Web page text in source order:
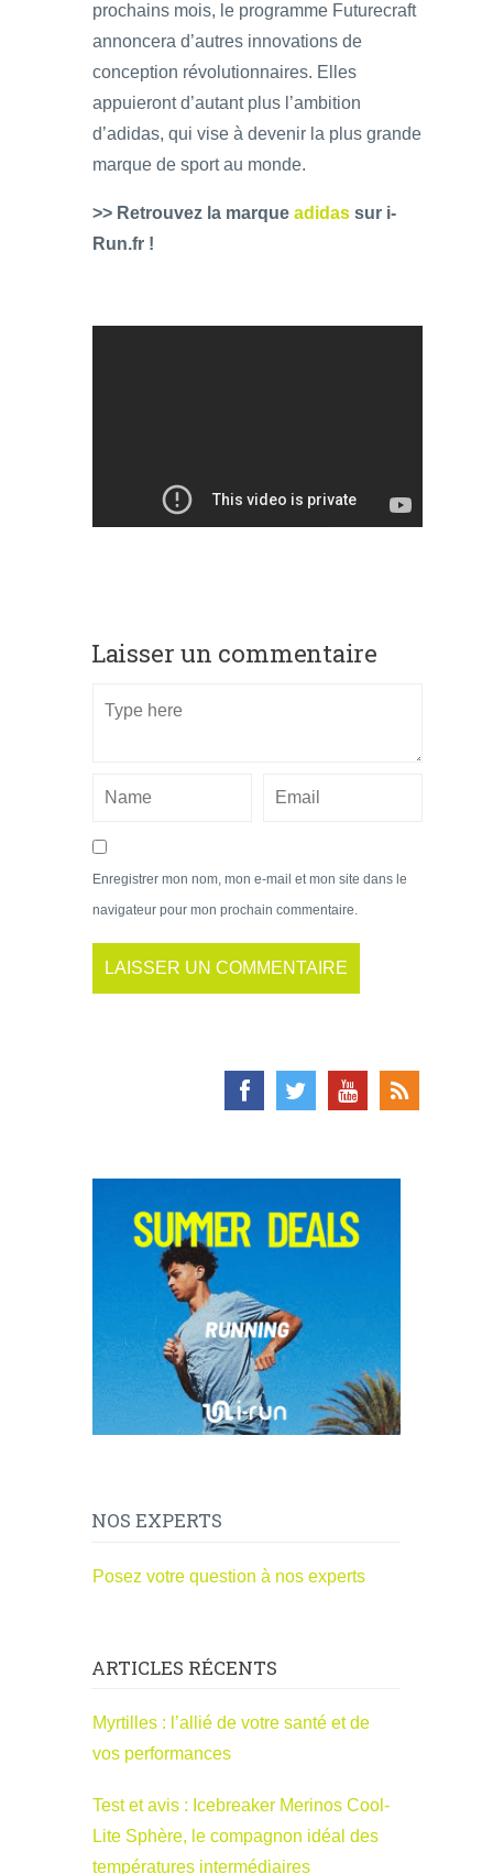
prochains mois, le programme Futurecraft
annoncera d’autres innovations de
conception révolutionnaires. Elles
appuieront d’autant plus l’ambition
d’adidas, qui vise à devenir la plus grande
marque de sport au monde.
>> Retrouvez la marque adidas sur i-
Run.fr !
Laisser un commentaire
Enregistrer mon nom, mon e-mail et mon site dans le
navigateur pour mon prochain commentaire.
NOS EXPERTS
Posez votre question à nos experts
ARTICLES RÉCENTS
Myrtilles : l’allié de votre santé et de
vos performances
Test et avis : Icebreaker Merinos Cool-
Lite Sphère, le compagnon idéal des
températures intermédiaires